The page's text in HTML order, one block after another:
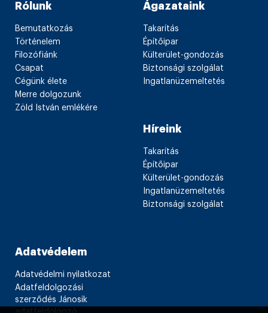
Rólunk
Bemutatkozás
Történelem
Filozófiánk
Csapat
Cégünk élete
Merre dolgozunk
Zöld István emlékére
Ágazataink
Takarítás
Építőipar
Külterület-gondozás
Biztonsági szolgálat
Ingatlanüzemeltetés
Híreink
Takarítás
Építőipar
Külterület-gondozás
Ingatlanüzemeltetés
Biztonsági szolgálat
Adatvédelem
Adatvédelmi nyilatkozat
Adatfeldolgozási
szerződés Jánosik